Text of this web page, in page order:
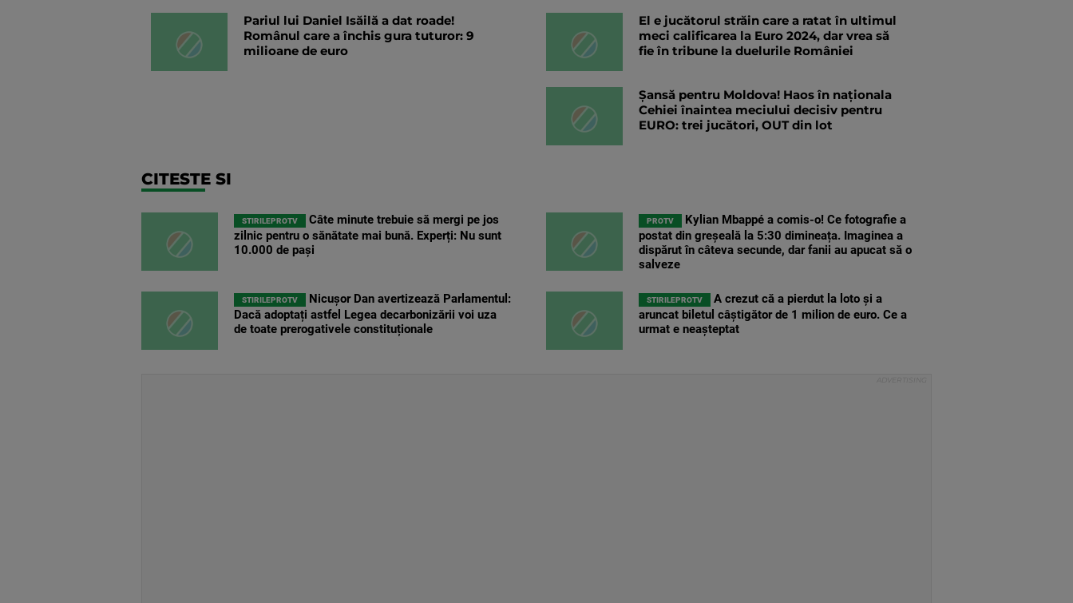
Pariul lui Daniel Isăilă a dat roade!
Românul care a închis gura tuturor: 9
milioane de euro
El e jucătorul străin care a ratat în ultimul
meci calificarea la Euro 2024, dar vrea să
fie în tribune la duelurile României
Șansă pentru Moldova! Haos în naționala
Cehiei înaintea meciului decisiv pentru
EURO: trei jucători, OUT din lot
CITESTE SI
STIRILEPROTV
Câte minute trebuie să mergi pe jos
zilnic pentru o sănătate mai bună. Experți: Nu sunt
10.000 de pași
PROTV
Kylian Mbappé a comis-o! Ce fotografie a
postat din greșeală la 5:30 dimineața. Imaginea a
dispărut în câteva secunde, dar fanii au apucat să o
salveze
STIRILEPROTV
Nicușor Dan avertizează Parlamentul:
Dacă adoptați astfel Legea decarbonizării voi uza
de toate prerogativele constituționale
STIRILEPROTV
A crezut că a pierdut la loto și a
aruncat biletul câștigător de 1 milion de euro. Ce a
urmat e neașteptat